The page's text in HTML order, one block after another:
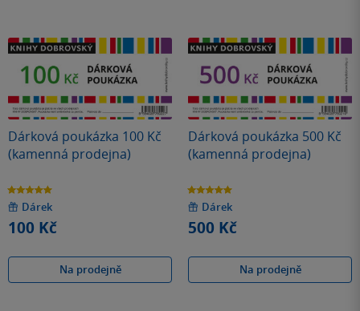
Dárková poukázka 100 Kč
(kamenná prodejna)
5.0
z
5
hvězdiček
Dárek
100 Kč
Na prodejně
Dárková poukázka 500 Kč
(kamenná prodejna)
5.0
z
5
hvězdiček
Dárek
500 Kč
Na prodejně